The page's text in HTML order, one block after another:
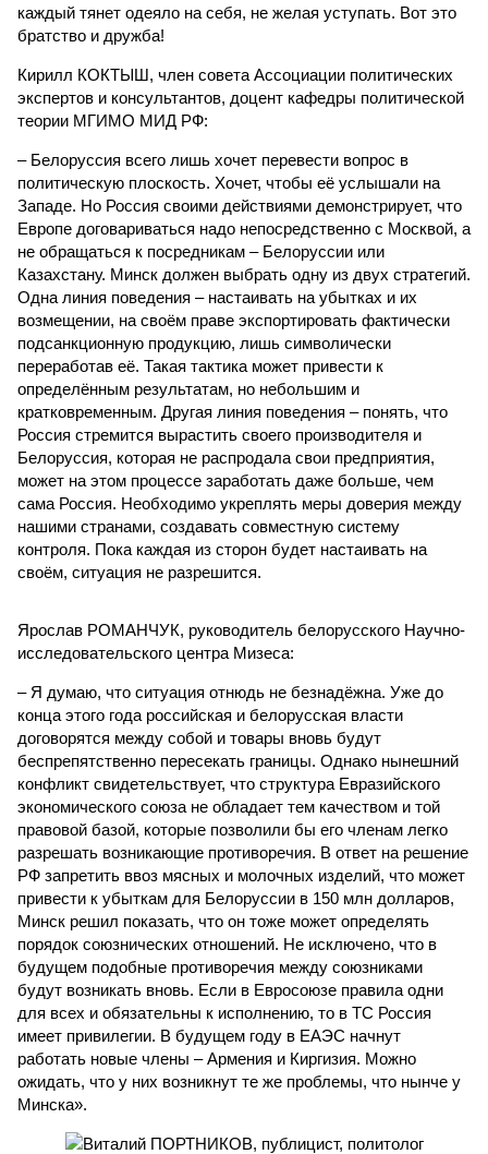
каждый тянет одеяло на себя, не желая уступать. Вот это
братство и дружба!
Кирилл КОКТЫШ, член совета Ассоциации политических
экспертов и консультантов, доцент кафедры политической
теории МГИМО МИД РФ:
– Белоруссия всего лишь хочет перевести вопрос в
политическую плоскость. Хочет, чтобы её услышали на
Западе. Но Россия своими действиями демонстрирует, что
Европе договариваться надо непосредственно с Москвой, а
не обращаться к посредникам – Белоруссии или
Казахстану. Минск должен выбрать одну из двух стратегий.
Одна линия поведения – настаивать на убытках и их
возмещении, на своём праве экспортировать фактически
подсанкционную продукцию, лишь символически
переработав её. Такая тактика может привести к
определённым результатам, но небольшим и
кратковременным. Другая линия поведения – понять, что
Россия стремится вырастить своего производителя и
Белоруссия, которая не распродала свои предприятия,
может на этом процессе заработать даже больше, чем
сама Россия. Необходимо укреплять меры доверия между
нашими странами, создавать совместную систему
контроля. Пока каждая из сторон будет настаивать на
своём, ситуация не разрешится.
Ярослав РОМАНЧУК, руководитель белорусского Научно-
исследовательского центра Мизеса:
– Я думаю, что ситуация отнюдь не безнадёжна. Уже до
конца этого года российская и белорусская власти
договорятся между собой и товары вновь будут
беспрепятственно пересекать границы. Однако нынешний
конфликт свидетельствует, что структура Евразийского
экономического союза не обладает тем качеством и той
правовой базой, которые позволили бы его членам легко
разрешать возникающие противоречия. В ответ на решение
РФ запретить ввоз мясных и молочных изделий, что может
привести к убыткам для Белоруссии в 150 млн долларов,
Минск решил показать, что он тоже может определять
порядок союзнических отношений. Не исключено, что в
будущем подобные противоречия между союзниками
будут возникать вновь. Если в Евросоюзе правила одни
для всех и обязательны к исполнению, то в ТС Россия
имеет привилегии. В будущем году в ЕАЭС начнут
работать новые члены – Армения и Киргизия. Можно
ожидать, что у них возникнут те же проблемы, что нынче у
Минска».